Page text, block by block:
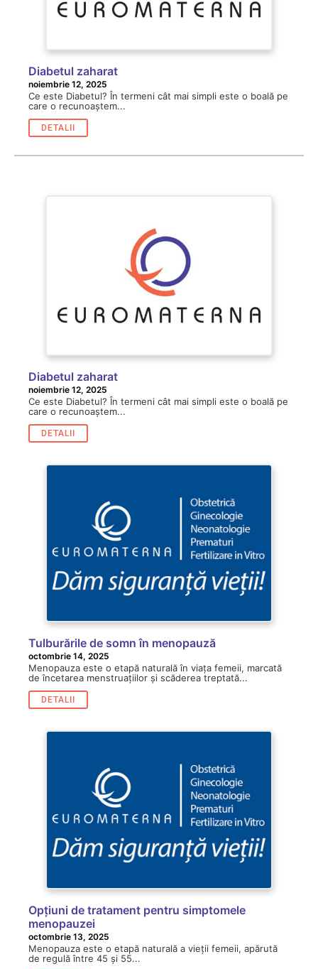
Diabetul zaharat
noiembrie 12, 2025
Ce este Diabetul? În termeni cât mai simpli este o boală pe
care o recunoaștem...
DETALII
Diabetul zaharat
noiembrie 12, 2025
Ce este Diabetul? În termeni cât mai simpli este o boală pe
care o recunoaștem...
DETALII
Tulburările de somn în menopauză
octombrie 14, 2025
Menopauza este o etapă naturală în viața femeii, marcată
de încetarea menstruațiilor și scăderea treptată...
DETALII
Opțiuni de tratament pentru simptomele
menopauzei
octombrie 13, 2025
Menopauza este o etapă naturală a vieții femeii, apărută
de regulă între 45 și 55...